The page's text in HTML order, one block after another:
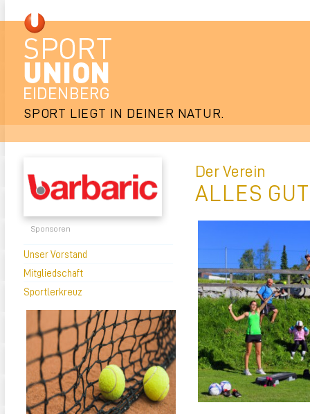
SPORT LIEGT IN DEINER NATUR.
Sponsoren
Unser Vorstand
Mitgliedschaft
Sportlerkreuz
Der Verein
ALLES